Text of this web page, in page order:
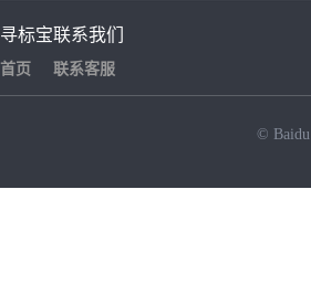
寻标宝
首页
联系我们
联系客服
© Baidu